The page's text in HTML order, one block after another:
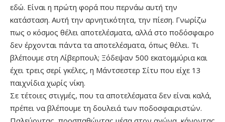
εδώ. Είναι η πρώτη φορά που περνάω αυτή την
κατάσταση. Αυτή την αρνητικότητα, την πίεση. Γνωρίζω
πως ο κόσμος θέλει αποτελέσματα, αλλά στο ποδόσφαιρο
δεν έρχονται πάντα τα αποτελέσματα, όπως θέλει. Τι
βλέπουμε στη Λίβερπουλ; Ξόδεψαν 500 εκατομμύρια και
έχει τρεις σερί γκέλες, η Μάντσεστερ Σίτυ που είχε 13
παιχνίδια χωρίς νίκη.
Σε τέτοιες στιγμές, που τα αποτελέσματα δεν είναι καλά,
πρέπει να βλέπουμε τη δουλειά των ποδοσφαιριστών.